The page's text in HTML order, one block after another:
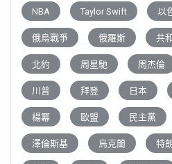
NBA Taylor Swift 以
俄烏戰爭 俄羅斯 共
北約 周星馳 周杰倫
川普 拜登 日本
楊冪 歐盟 民主黨
澤倫斯基 烏克蘭 特